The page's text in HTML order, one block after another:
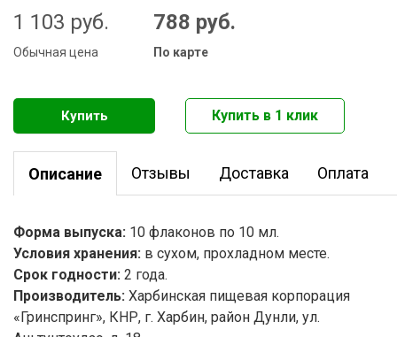
1 103 руб.
Обычная цена
788 руб.
По карте
Описание Отзывы Доставка Оплата
Форма выпуска: 10 флаконов по 10 мл.
Условия хранения: в сухом, прохладном месте.
Срок годности: 2 года.
Производитель: Харбинская пищевая корпорация
«Гринспринг», КНР, г. Харбин, район Дунли, ул.